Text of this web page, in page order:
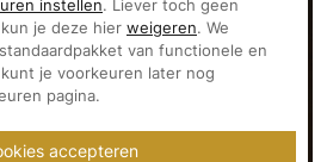
instellen. Liever toch geen
je deze hier weigeren. We
van functionele en
je voorkeuren later nog
pagina.
accepteren